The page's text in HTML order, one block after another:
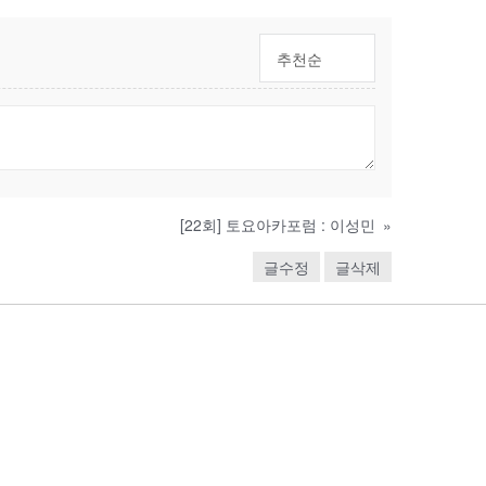
추천순
[22회] 토요아카포럼 : 이성민 »
글수정
글삭제